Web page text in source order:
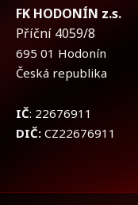
FK HODONÍN z.s.
Příční 4059/8
695 01 Hodonín
Česká republika
IČ: 22676911
DIČ: CZ22676911